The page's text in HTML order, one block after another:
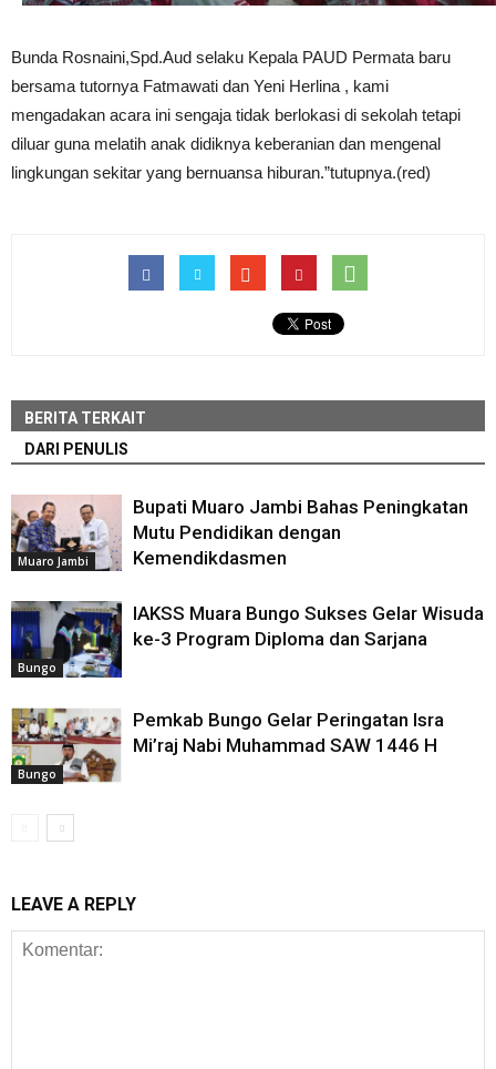
Bunda Rosnaini,Spd.Aud selaku Kepala PAUD Permata baru
bersama tutornya Fatmawati dan Yeni Herlina , kami
mengadakan acara ini sengaja tidak berlokasi di sekolah tetapi
diluar guna melatih anak didiknya keberanian dan mengenal
lingkungan sekitar yang bernuansa hiburan.”tutupnya.(red)
BERITA TERKAIT
DARI PENULIS
Muaro Jambi
Bupati Muaro Jambi Bahas Peningkatan
Mutu Pendidikan dengan
Kemendikdasmen
Bungo
IAKSS Muara Bungo Sukses Gelar Wisuda
ke-3 Program Diploma dan Sarjana
Bungo
Pemkab Bungo Gelar Peringatan Isra
Mi’raj Nabi Muhammad SAW 1446 H
LEAVE A REPLY